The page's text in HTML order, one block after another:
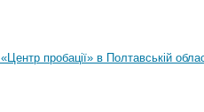
пробації» в Полтавській